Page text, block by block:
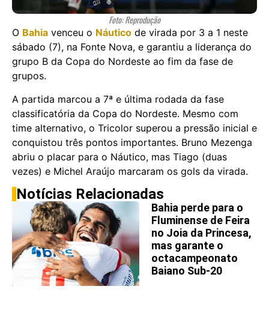
Foto: Reprodução
O Bahia venceu o Náutico de virada por 3 a 1 neste
sábado (7), na Fonte Nova, e garantiu a liderança do
grupo B da Copa do Nordeste ao fim da fase de
grupos.
A partida marcou a 7ª e última rodada da fase
classificatória da Copa do Nordeste. Mesmo com
time alternativo, o Tricolor superou a pressão inicial e
conquistou três pontos importantes. Bruno Mezenga
abriu o placar para o Náutico, mas Tiago (duas
vezes) e Michel Araújo marcaram os gols da virada.
Notícias Relacionadas
Bahia perde para o
Fluminense de Feira
no Joia da Princesa,
mas garante o
octacampeonato
Baiano Sub-20